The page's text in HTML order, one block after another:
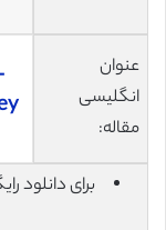
عنوان
انگلیسی
مقاله: